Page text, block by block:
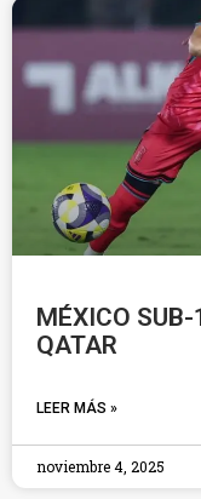
MÉXICO SUB-
QATAR
LEER MÁS »
noviembre 4, 2025